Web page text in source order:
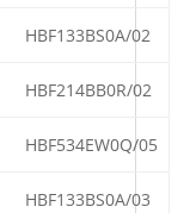
HBF133BS0A/02
HBF214BB0R/02
HBF534EW0Q/05
HBF133BS0A/03